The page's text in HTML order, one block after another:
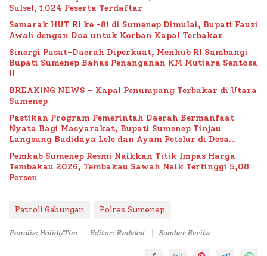
Sulsel, 1.024 Peserta Terdaftar
Semarak HUT RI ke -81 di Sumenep Dimulai, Bupati Fauzi
Awali dengan Doa untuk Korban Kapal Terbakar
Sinergi Pusat-Daerah Diperkuat, Menhub RI Sambangi
Bupati Sumenep Bahas Penanganan KM Mutiara Sentosa
II
BREAKING NEWS – Kapal Penumpang Terbakar di Utara
Sumenep
Pastikan Program Pemerintah Daerah Bermanfaat
Nyata Bagi Masyarakat, Bupati Sumenep Tinjau
Langsung Budidaya Lele dan Ayam Petelur di Desa
Pemkab Sumenep Resmi Naikkan Titik Impas Harga
Tembakau 2026, Tembakau Sawah Naik Tertinggi 5,08
Persen
Patroli Gabungan Polres Sumenep
Penulis: Holidi/Tim Editor: Redaksi Sumber Berita